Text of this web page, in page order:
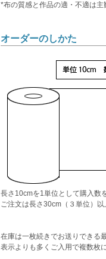
*布の質感と作品の適・不適は
オーダーのしかた
長さ10cmを1単位として購入数
ご注文は長さ30cm（３単位）以
在庫は一枚続きでお送りできる
表示よりも多くご入用で複数枚